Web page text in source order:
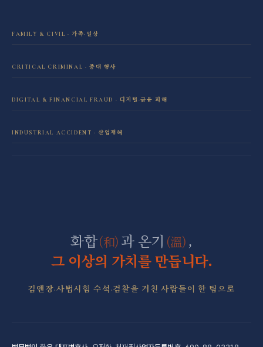
FAMILY & CIVIL · 가족·일상
학교폭력 전담센터
CRITICAL CRIMINAL · 중대 형사
DIGITAL & FINANCIAL FRAUD · 디지털·금융 피해
INDUSTRIAL ACCIDENT · 산업재해
화합(和)과 온기 (溫) ,
그 이상의 가치를 만듭니다.
김앤장·사법시험 수석·검찰을 거친 사람들이 한 팀으로